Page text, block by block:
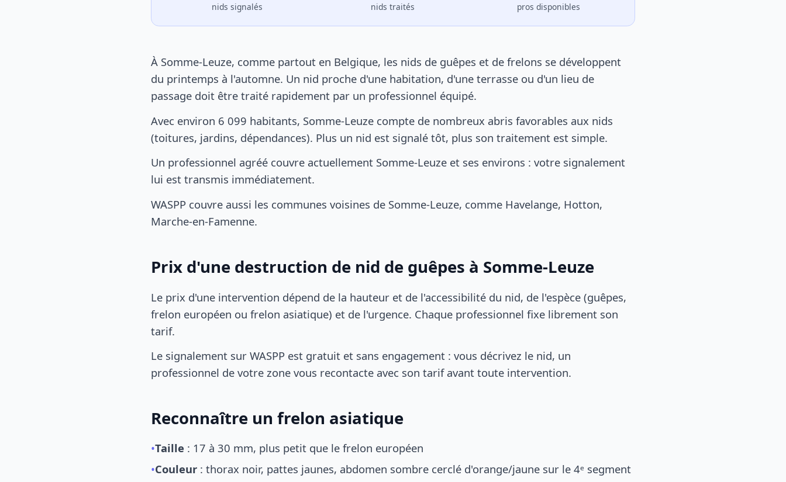
nids signalés nids traités pros disponibles
À Somme-Leuze, comme partout en Belgique, les nids de guêpes et de frelons se développent
du printemps à l'automne. Un nid proche d'une habitation, d'une terrasse ou d'un lieu de
passage doit être traité rapidement par un professionnel équipé.
Avec environ 6 099 habitants, Somme-Leuze compte de nombreux abris favorables aux nids
(toitures, jardins, dépendances). Plus un nid est signalé tôt, plus son traitement est simple.
Un professionnel agréé couvre actuellement Somme-Leuze et ses environs : votre signalement
lui est transmis immédiatement.
WASPP couvre aussi les communes voisines de Somme-Leuze, comme Havelange, Hotton,
Marche-en-Famenne.
Prix d'une destruction de nid de guêpes à Somme-Leuze
Le prix d'une intervention dépend de la hauteur et de l'accessibilité du nid, de l'espèce (guêpes,
frelon européen ou frelon asiatique) et de l'urgence. Chaque professionnel fixe librement son
tarif.
Le signalement sur WASPP est gratuit et sans engagement : vous décrivez le nid, un
professionnel de votre zone vous recontacte avec son tarif avant toute intervention.
Reconnaître un frelon asiatique
•Taille : 17 à 30 mm, plus petit que le frelon européen
•Couleur : thorax noir, pattes jaunes, abdomen sombre cerclé d'orange/jaune sur le 4ᵉ segment